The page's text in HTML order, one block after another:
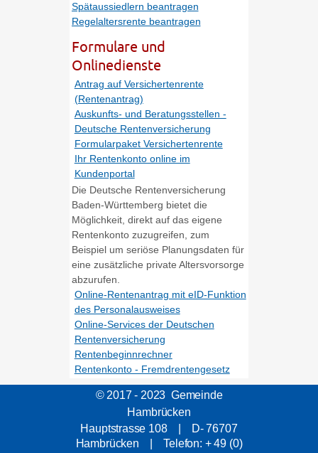
Spätaussiedlern beantragen
Regelaltersrente beantragen
Formulare und
Onlinedienste
Antrag auf Versichertenrente
(Rentenantrag)
Auskunfts- und Beratungsstellen -
Deutsche Rentenversicherung
Formularpaket Versichertenrente
Ihr Rentenkonto online im
Kundenportal
Die Deutsche Rentenversicherung
Baden-Württemberg bietet die
Möglichkeit, direkt auf das eigene
Rentenkonto zuzugreifen, zum
Beispiel um seriöse Planungsdaten für
eine zusätzliche private Altersvorsorge
abzurufen.
Online-Rentenantrag mit eID-Funktion
des Personalausweises
Online-Services der Deutschen
Rentenversicherung
Rentenbeginnrechner
Rentenkonto - Fremdrentengesetz
© 2017 - 2023 Gemeinde
Hambrücken
Hauptstrasse 108 | D- 76707
Hambrücken | Telefon: + 49 (0)